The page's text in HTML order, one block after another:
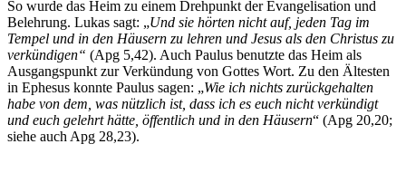
So wurde das Heim zu einem Drehpunkt der Evangelisation und
Belehrung. Lukas sagt: „Und sie hörten nicht auf, jeden Tag im
Tempel und in den Häusern zu lehren und Jesus als den Christus zu
verkündigen“ (Apg 5,42). Auch Paulus benutzte das Heim als
Ausgangspunkt zur Verkündung von Gottes Wort. Zu den Ältesten
in Ephesus konnte Paulus sagen: „Wie ich nichts zurückgehalten
habe von dem, was nützlich ist, dass ich es euch nicht verkündigt
und euch gelehrt hätte, öffentlich und in den Häusern“ (Apg 20,20;
siehe auch Apg 28,23).